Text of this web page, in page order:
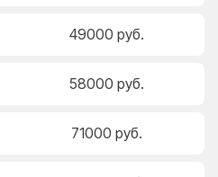
49000 руб.
58000 руб.
71000 руб.